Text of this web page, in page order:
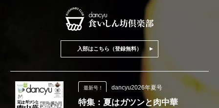
入部はこちら（登録無料）
最新号！ dancyu2026年夏号
特集：夏はガツンと肉中華